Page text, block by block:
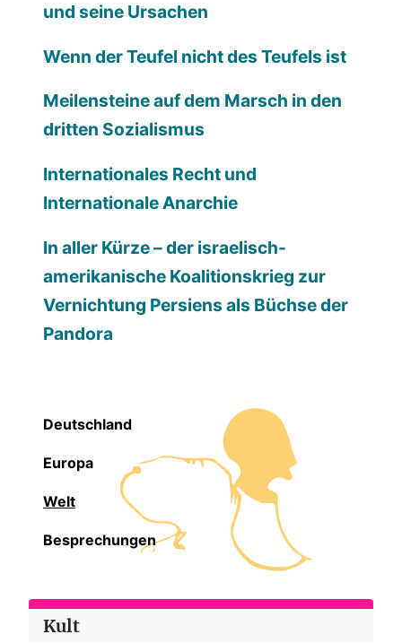
und seine Ursachen
Wenn der Teufel nicht des Teufels ist
Meilensteine auf dem Marsch in den
dritten Sozialismus
Internationales Recht und
Internationale Anarchie
In aller Kürze – der israelisch-
amerikanische Koalitionskrieg zur
Vernichtung Persiens als Büchse der
Pandora
Deutschland
Europa
Welt
Besprechungen
Kult